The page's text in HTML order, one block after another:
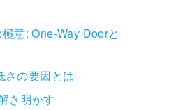
意: One-Way Doorと
さの要因とは
き明かす